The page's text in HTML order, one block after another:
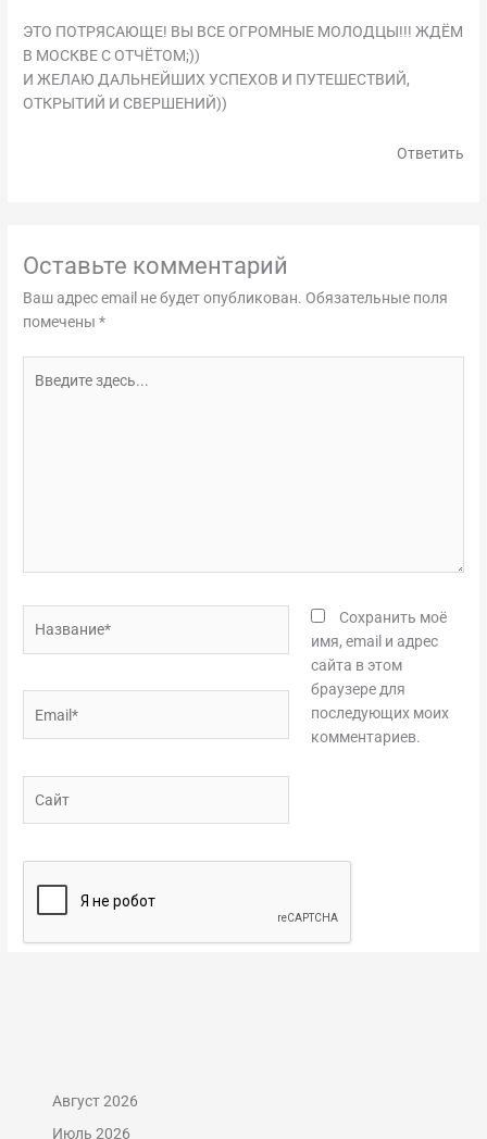
ЭТО ПОТРЯСАЮЩЕ! ВЫ ВСЕ ОГРОМНЫЕ МОЛОДЦЫ!!! ЖДЁМ
В МОСКВЕ С ОТЧЁТОМ;))
И ЖЕЛАЮ ДАЛЬНЕЙШИХ УСПЕХОВ И ПУТЕШЕСТВИЙ,
ОТКРЫТИЙ И СВЕРШЕНИЙ))
Ответить
Оставьте комментарий
Ваш адрес email не будет опубликован. Обязательные поля
помечены*
здесь...
Сохранить моё
имя, email и адрес
сайта в этом
браузере для
последующих моих
комментариев.
Август 2026
Июль 2026